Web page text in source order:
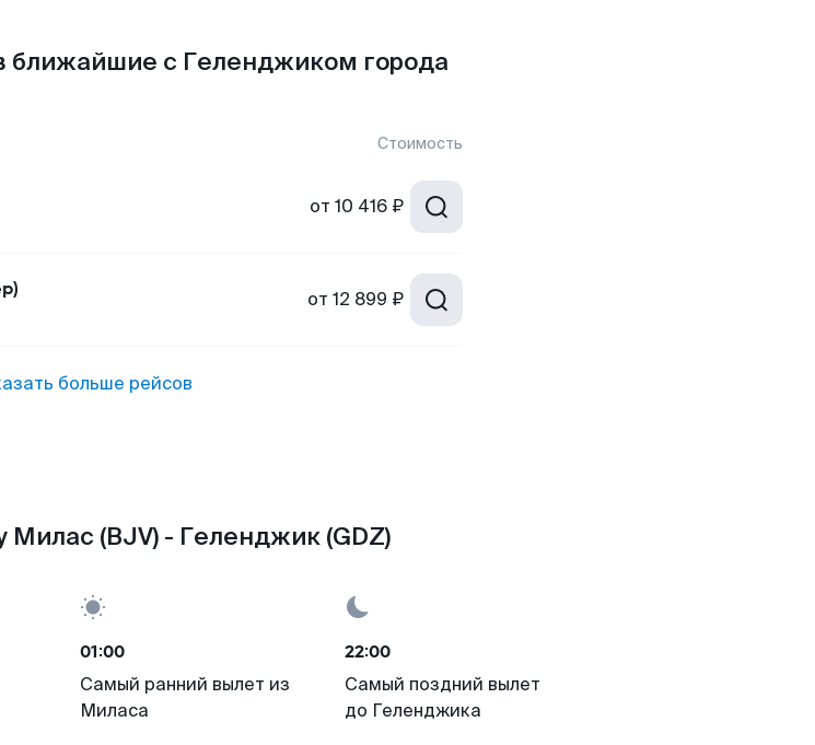
ближайшие с Геленджиком города
Стоимость
от 10 416 ₽
от 12 899 ₽
больше рейсов
(BJV) - Геленджик (GDZ)
01:00
Самый ранний вылет из
Миласа
22:00
Самый поздний вылет
до Геленджика